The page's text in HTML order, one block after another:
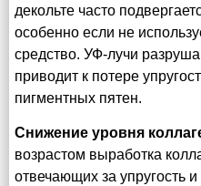
декольте часто
особенно если не
средство. УФ-лучи
приводит к потере
пигментных пятен.
Снижение уровня
возрастом выработка
отвечающих за упругость и